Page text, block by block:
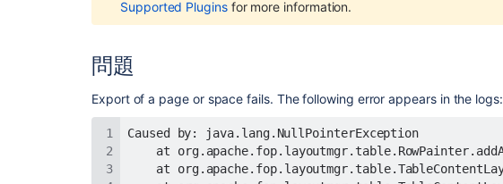
Supported Pluginsfor more information.
問題
Export of a page or space fails. The following error appears in the logs: